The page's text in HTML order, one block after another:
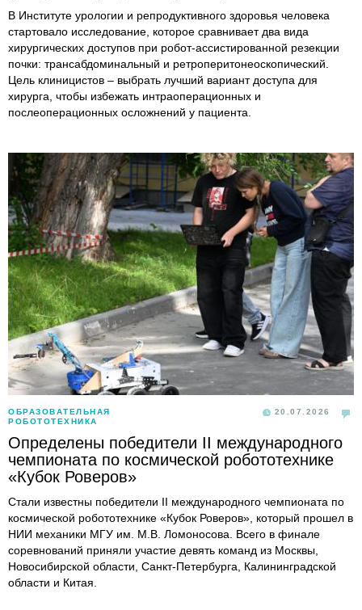
В Институте урологии и репродуктивного здоровья человека
стартовало исследование, которое сравнивает два вида
хирургических доступов при робот-ассистированной резекции
почки: трансабдоминальный и ретроперитонеоскопический.
Цель клиницистов – выбрать лучший вариант доступа для
хирурга, чтобы избежать интраоперационных и
послеоперационных осложнений у пациента.
ОБРАЗОВАТЕЛЬНАЯ
РОБОТОТЕХНИКА
20.07.2026
Определены победители II международного
чемпионата по космической робототехнике
«Кубок Роверов»
Стали известны победители II международного чемпионата по
космической робототехнике «Кубок Роверов», который прошел в
НИИ механики МГУ им. М.В. Ломоносова. Всего в финале
соревнований приняли участие девять команд из Москвы,
Новосибирской области, Санкт-Петербурга, Калининградской
области и Китая.